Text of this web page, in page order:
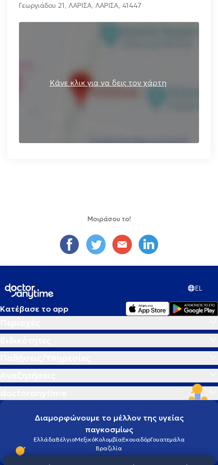
Γεωργιάδου 21, ΛΑΡΙΣΑ, ΛΑΡΙΣΑ, 41447
Κάνε κλικ για να δεις τον χάρτη
Μοιράσου το!
EL
Κατέβασε το app
Διαμορφώνουμε το μέλλον της υγείας
παγκοσμίως
ΕλλάδαΒέλγιοΜεξικόΚολομβίαΕκουαδόρΓουατεμάλα
Βραζιλία